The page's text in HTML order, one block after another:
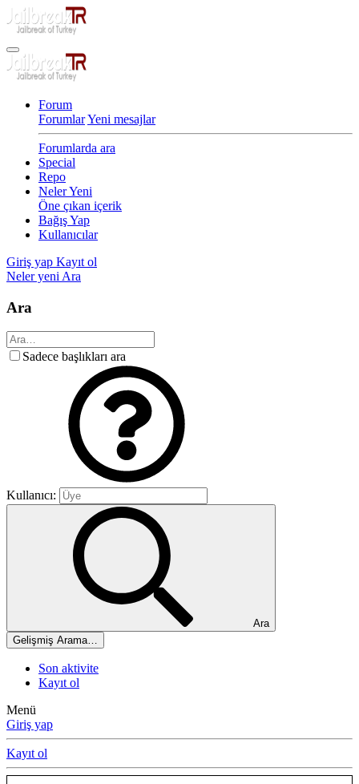
Forum
ForumlarYeni mesajlar
Forumlarda ara
Special
Repo
Neler Yeni
Öne çıkan içerik
Bağış Yap
Kullanıcılar
Giriş yap Kayıt ol
Neler yeni Ara
Ara
Sadece başlıkları ara
Kullanıcı:
Ara
Gelişmiş Arama…
Son aktivite
Kayıt ol
Menü
Giriş yap
Kayıt ol